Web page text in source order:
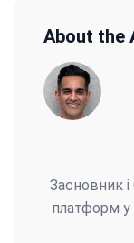
About the
Засновник
платформ у